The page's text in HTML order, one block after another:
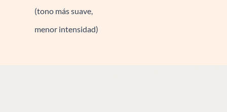
(tono más suave,
menor intensidad)